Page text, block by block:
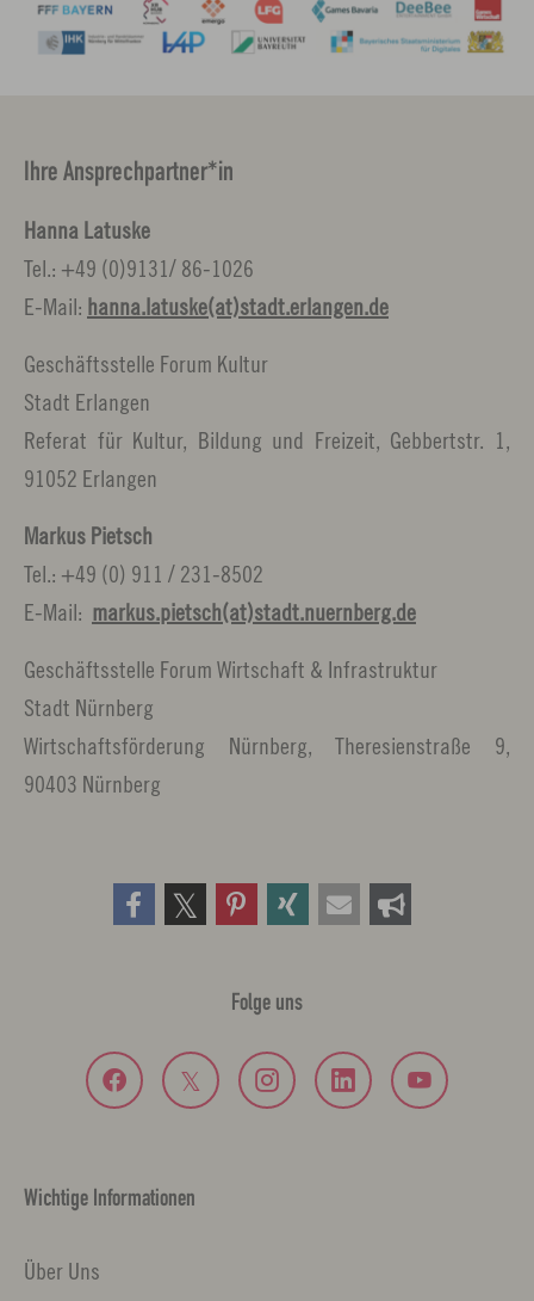
Ihre Ansprechpartner*in
Hanna Latuske
Tel.: +49 (0)9131/ 86-1026
E-Mail: hanna.latuske(at)stadt.erlangen.de
Geschäftsstelle Forum Kultur
Stadt Erlangen
Referat für Kultur, Bildung und Freizeit, Gebbertstr. 1,
91052 Erlangen
Markus Pietsch
Tel.: +49 (0) 911 / 231-8502
E-Mail: markus.pietsch(at)stadt.nuernberg.de
Geschäftsstelle Forum Wirtschaft & Infrastruktur
Stadt Nürnberg
Wirtschaftsförderung Nürnberg, Theresienstraße 9,
90403 Nürnberg
Folge uns
Wichtige Informationen
Über Uns